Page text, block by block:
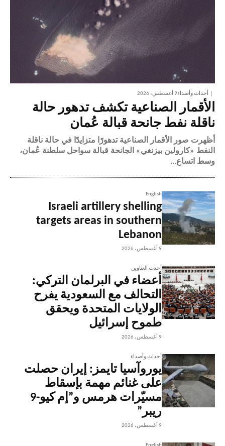
أحداث وأصداء9 أغسطس، 2026
الأقمار الصناعية تكشف تدهور حالة
ناقلة نفط جانحة قبالة عُمان
أظهرت صور الأقمار الصناعية تدهورًا متزايدًا في حالة ناقلة
النفط «كارولين بيزنغي» الجانحة قبالة سواحل سلطنة عُمان،
وسط اتساع...
English
Israeli artillery shelling
targets areas in southern
Lebanon
9 أغسطس، 2026
أحدث العناوين
أعضاء في البرلمان التركي:
التحالف مع السعودية يفرح
الولايات المتحدة ويحقق
طموح إسرائيل
9 أغسطس، 2026
أحداث وأصداء
يوروآسيا تايمز: إيران حصلت
على غنائم مهمة بإسقاط
مسيّرات هرمس و”إم كيو-9
ريبر”
9 أغسطس، 2026